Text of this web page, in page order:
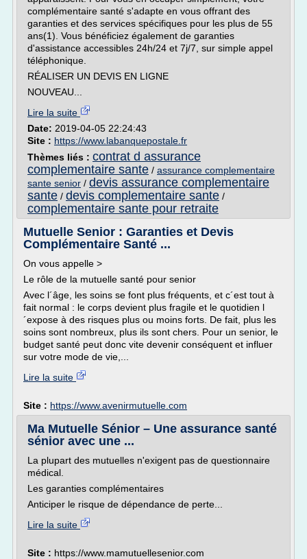
complémentaire santé s'adapte en vous offrant des
garanties et des services spécifiques pour les plus de 55
ans(1). Vous bénéficiez également de garanties
d'assistance accessibles 24h/24 et 7j/7, sur simple appel
téléphonique.
RÉALISER UN DEVIS EN LIGNE
NOUVEAU...
Lire la suite
Date: 2019-04-05 22:24:43
Site : https://www.labanquepostale.fr
Thèmes liés : contrat d assurance
complementaire sante / assurance complementaire
sante senior / devis assurance complementaire
sante / devis complementaire sante /
complementaire sante pour retraite
Mutuelle Senior : Garanties et Devis
Complémentaire Santé ...
On vous appelle >
Le rôle de la mutuelle santé pour senior
Avec l´âge, les soins se font plus fréquents, et c´est tout à
fait normal : le corps devient plus fragile et le quotidien l
´expose à des risques plus ou moins forts. De fait, plus les
soins sont nombreux, plus ils sont chers. Pour un senior, le
budget santé peut donc vite devenir conséquent et influer
sur votre mode de vie,...
Lire la suite
Site : https://www.avenirmutuelle.com
Ma Mutuelle Sénior – Une assurance santé
sénior avec une ...
La plupart des mutuelles n'exigent pas de questionnaire
médical.
Les garanties complémentaires
Anticiper le risque de dépendance de perte...
Lire la suite
Site : https://www.mamutuellesenior.com